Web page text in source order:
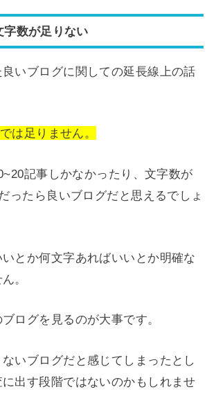
字数が足りない
いブログに関しての延長線上の話
は足りません。
記事しかなかったり、文字数が
ったら良いブログだと思えるでしょ
とか何文字あればいいとか明確な
。
ログを見るのが大事です。
いブログだと感じてしまったとし
出す段階ではないのかもしれませ